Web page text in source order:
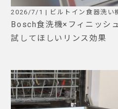
2026/7/1 | ビルトイン食器洗い
Bosch食洗機×フィニッシ
試してほしいリンス効果